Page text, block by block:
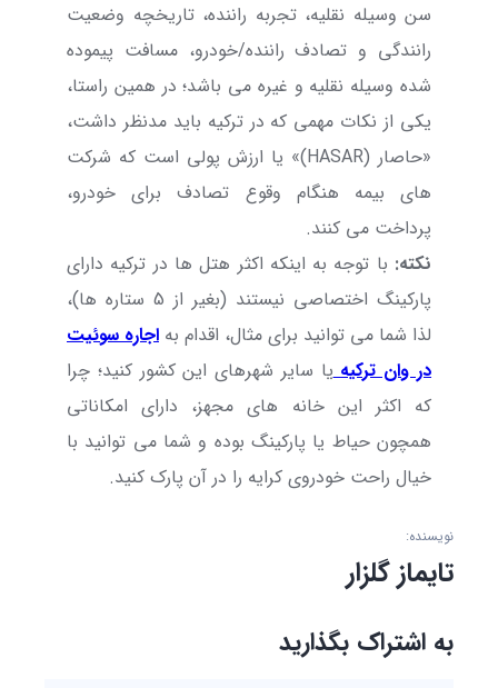
سن وسیله نقلیه، تجربه راننده، تاریخچه وضعیت
رانندگی و تصادف راننده/خودرو، مسافت پیموده
شده وسیله نقلیه و غیره می باشد؛ در همین راستا،
یکی از نکات مهمی که در ترکیه باید مدنظر داشت،
«حاصار (HASAR)» یا ارزش پولی است که شرکت
های بیمه هنگام وقوع تصادف برای خودرو،
پرداخت می کنند.
نکته: با توجه به اینکه اکثر هتل ها در ترکیه دارای
پارکینگ اختصاصی نیستند (بغیر از 5 ستاره ها)،
لذا شما می توانید برای مثال، اقدام به اجاره سوئیت
در وان ترکیه یا سایر شهرهای این کشور کنید؛ چرا
که اکثر این خانه های مجهز، دارای امکاناتی
همچون حیاط یا پارکینگ بوده و شما می توانید با
خیال راحت خودروی کرایه را در آن پارک کنید.
نویسنده:
تایماز گلزار
به اشتراک بگذارید